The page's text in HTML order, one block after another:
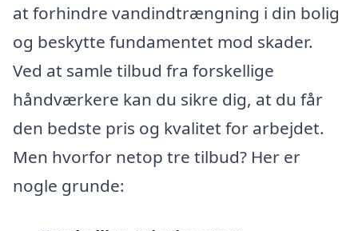
at forhindre vandindtrængning i din bolig
og beskytte fundamentet mod skader.
Ved at samle tilbud fra forskellige
håndværkere kan du sikre dig, at du får
den bedste pris og kvalitet for arbejdet.
Men hvorfor netop tre tilbud? Her er
nogle grunde: